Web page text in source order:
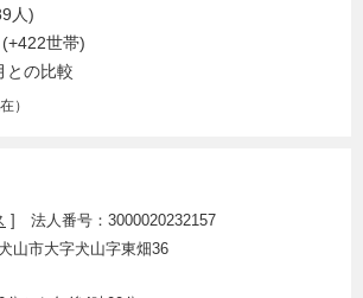
] 法人番号：3000020232157
山市大字犬山字東畑36
人)
世帯)
の比較
）